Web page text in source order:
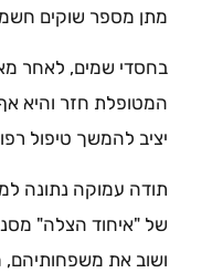
מתן מספר שוקים
​בחסדי שמים, לאחר
המטופלת חזר והיא
יציב להמשך טיפול
תודה עמוקה נתונה
של "איחוד הצלה"
ושוב את משפחותיהם,